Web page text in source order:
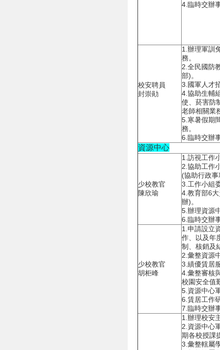
4.臨時交辦
校安聘員
封崇勛
1.辦理軍訓
務。
2.全民國防
部)。
3.國軍人才
4.協助生輔
使、菸害防
老師相關業
5.寒暑假期
務。
6.臨時交辦
資源中心
少校教官
陳欣瑜
1.訪視工作
2.協助工作
(協助行政
3.工作小組
4.教育部6
辦)。
5.辦理資源
6.臨時交辦
少校教官
胡柜峰
1.申請設立
作、以及年
制、核銷及
2.彙整資源
3.績優賃居
4.彙整審核
校園安全值
5.資源中心
6.賃居工作
7.臨時交辦
1.辦理校安
2.資源中心
期各校授課
3.彙整轄屬